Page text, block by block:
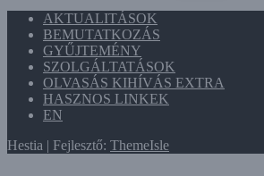
AKTUALITÁSOK
BEMUTATKOZÁS
GYŰJTEMÉNY
SZOLGÁLTATÁSOK
OLVASÁS KIHÍVÁS EXTRA
HASZNOS LINKEK
EN
Hestia | Fejlesztő: ThemeIsle